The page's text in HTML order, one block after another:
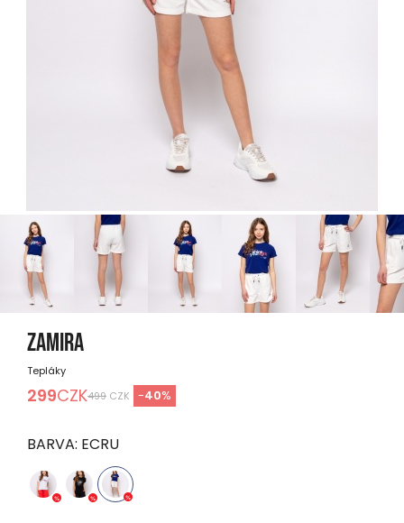
ZAMIRA
Tepláky
299CZK499 CZK -40%
BARVA: ECRU